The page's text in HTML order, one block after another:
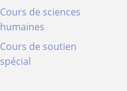
Cours de sciences
humaines
Cours de soutien
spécial